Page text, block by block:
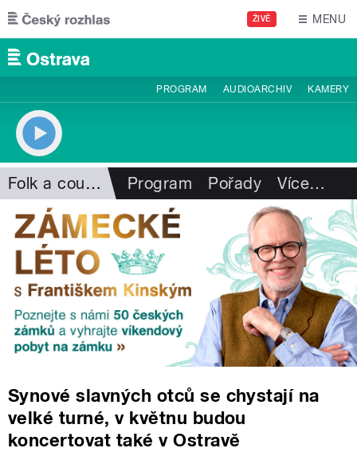
Přejít k hlavnímu obsahu
ŽIVĚ MENU
PROGRAM AUDIOARCHIV KAMERY
Folk a country Program Pořady Více…
Synové slavných otců se chystají na
velké turné, v květnu budou
koncertovat také v Ostravě